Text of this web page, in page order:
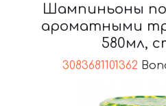
Шампиньоны
ароматными
580мл,
3083681101362